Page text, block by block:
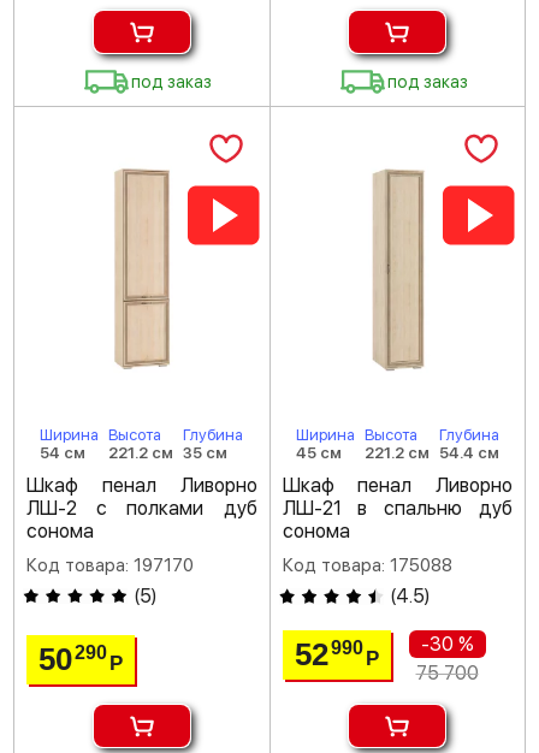
под заказ под заказ
Ширина
54 см
Высота
221.2 см
Глубина
35 см
Шкаф пенал Ливорно
ЛШ-2 с полками дуб
сонома
Код товара: 197170
(5)
50290Р
Ширина
45 см
Высота
221.2 см
Глубина
54.4 см
Шкаф пенал Ливорно
ЛШ-21 в спальню дуб
сонома
Код товара: 175088
(4.5)
52990 Р
-30 %
75 700